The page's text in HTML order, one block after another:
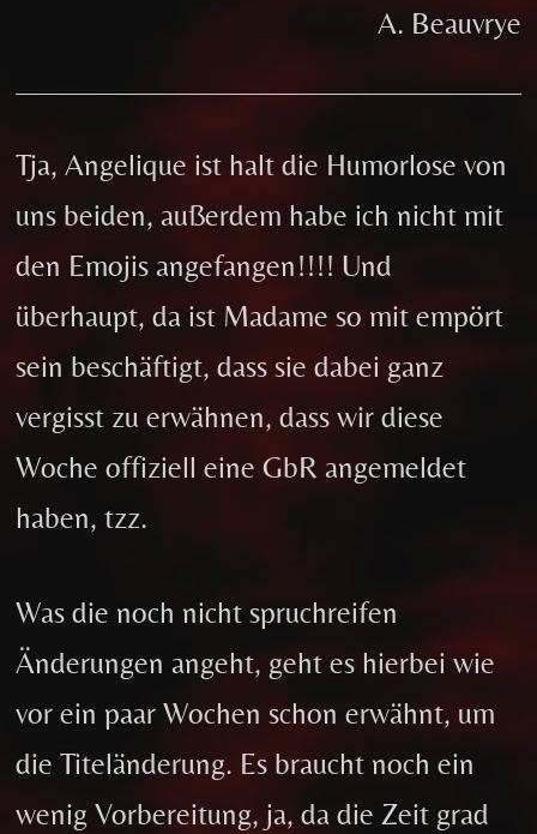
A. Beauvrye
Tja, Angelique ist halt die Humorlose von
uns beiden, außerdem habe ich nicht mit
den Emojis angefangen!!!! Und
überhaupt, da ist Madame so mit empört
sein beschäftigt, dass sie dabei ganz
vergisst zu erwähnen, dass wir diese
Woche offiziell eine GbR angemeldet
haben, tzz.
Was die noch nicht spruchreifen
Änderungen angeht, geht es hierbei wie
vor ein paar Wochen schon erwähnt, um
die Titeländerung. Es braucht noch ein
wenig Vorbereitung, ja, da die Zeit grad